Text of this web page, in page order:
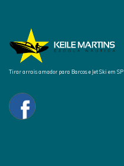
Tirar arrais amador para Barcos e Jet Ski em SP